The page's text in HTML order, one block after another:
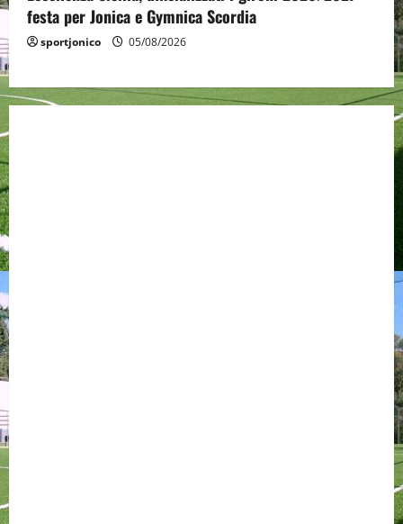
festa per Jonica e Gymnica Scordia
sportjonico 05/08/2026